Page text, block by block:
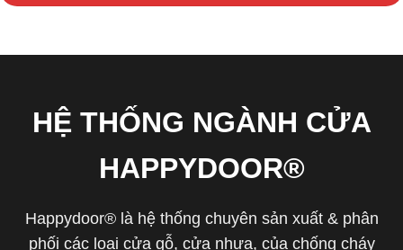
HỆ THỐNG NGÀNH CỬA
HAPPYDOOR®
Happydoor® là hệ thống chuyên sản xuất & phân
phối các loại cửa gỗ, cửa nhựa, của chống cháy